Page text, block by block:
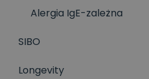
Alergia IgE-zależna
SIBO
Longevity